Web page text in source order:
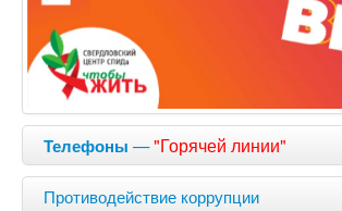
Телефоны —"Горячей линии"
Противодействие коррупции